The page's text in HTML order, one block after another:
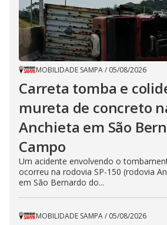
MOBILIDADE SAMPA/ 05/08/2026
Carreta tomba e
mureta de concreto
Anchieta em São
Campo
Um acidente envolvendo o
ocorreu na rodovia SP-150 (rodovia
em São Bernardo do...
MOBILIDADE SAMPA/ 05/08/2026